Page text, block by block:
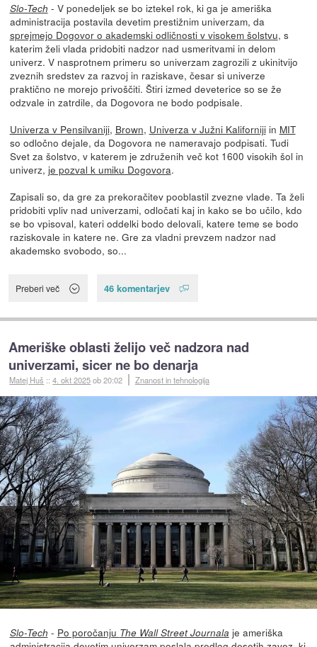
Slo-Tech - V ponedeljek se bo iztekel rok, ki ga je ameriška
administracija postavila devetim prestižnim univerzam, da
sprejmejo Dogovor o akademski odličnosti v visokem šolstvu, s
katerim želi vlada pridobiti nadzor nad usmeritvami in delom
univerz. V nasprotnem primeru so univerzam zagrozili z ukinitvijo
zveznih sredstev za razvoj in raziskave, česar si univerze
praktično ne morejo privoščiti. Štiri izmed deveterice so se že
odzvale in zatrdile, da Dogovora ne bodo podpisale.
Univerza v Pensilvaniji, Brown, Univerza v Južni Kalifornijiin MIT
so odločno dejale, da Dogovora ne nameravajo podpisati. Tudi
Svet za šolstvo, v katerem je združenih več kot 1600 visokih šol in
univerz, je pozval k umiku Dogovora.
Zapisali so, da gre za prekoračitev pooblastil zvezne vlade. Ta želi
pridobiti vpliv nad univerzami, odločati kaj in kako se bo učilo, kdo
se bo vpisoval, kateri oddelki bodo delovali, katere teme se bodo
raziskovale in katere ne. Gre za vladni prevzem nadzor nad
akademsko svobodo, so...
Preberi več 46 komentarjev
Ameriške oblasti želijo več nadzora nad
univerzami, sicer ne bo denarja
Matej Huš ::4. okt 2025ob 20:02 Znanost in tehnologija
Slo-Tech - Po poročanju The Wall Street Journala je ameriška